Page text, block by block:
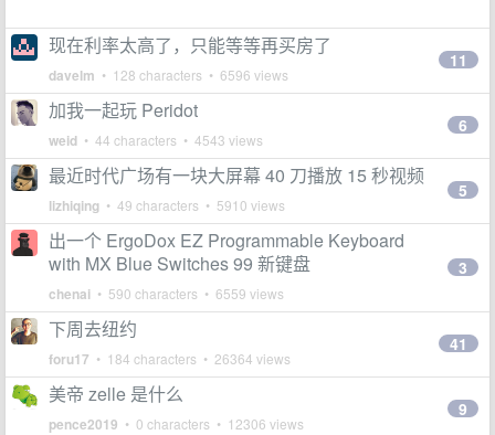
现在利率太高了，只能等等再买房了
davelm • 128 characters • 6596 views
11
加我一起玩 Peridot
weid • 44 characters • 4543 views
6
最近时代广场有一块大屏幕 40 刀播放 15 秒视频
lizhiqing • 49 characters • 5910 views
5
出一个 ErgoDox EZ Programmable Keyboard
with MX Blue Switches 99 新键盘
chenai • 590 characters • 6559 views
3
下周去纽约
foru17 • 184 characters • 26364 views
41
美帝 zelle 是什么
pence2019 • 0 characters • 12306 views
9